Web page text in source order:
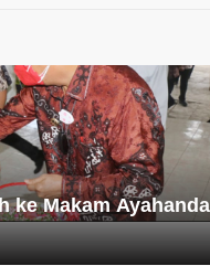
ke Makam Ayahanda